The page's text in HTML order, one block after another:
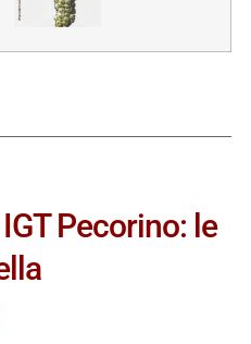
Pecorino: le